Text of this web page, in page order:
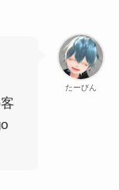
たーびん